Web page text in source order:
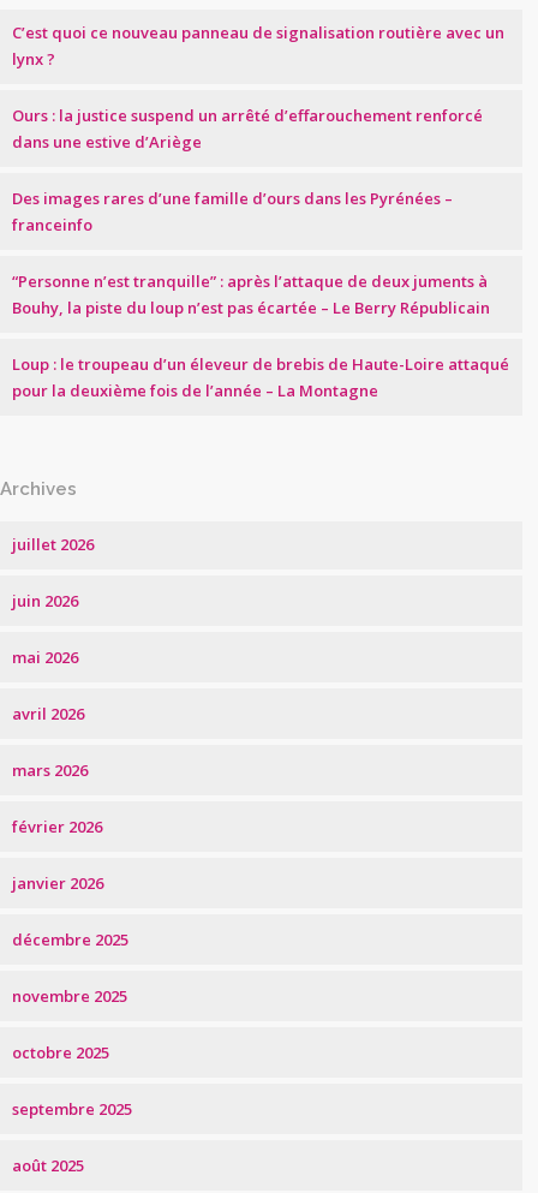
C’est quoi ce nouveau panneau de signalisation routière avec un
lynx ?
Ours : la justice suspend un arrêté d’effarouchement renforcé
dans une estive d’Ariège
Des images rares d’une famille d’ours dans les Pyrénées –
franceinfo
“Personne n’est tranquille” : après l’attaque de deux juments à
Bouhy, la piste du loup n’est pas écartée – Le Berry Républicain
Loup : le troupeau d’un éleveur de brebis de Haute-Loire attaqué
pour la deuxième fois de l’année – La Montagne
Archives
juillet 2026
juin 2026
mai 2026
avril 2026
mars 2026
février 2026
janvier 2026
décembre 2025
novembre 2025
octobre 2025
septembre 2025
août 2025